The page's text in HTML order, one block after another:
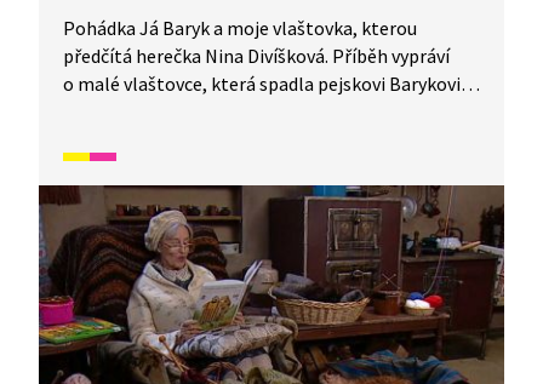
Pohádka Já Baryk a moje vlaštovka, kterou
předčítá herečka Nina Divíšková. Příběh vypráví
o malé vlaštovce, která spadla pejskovi Barykovi